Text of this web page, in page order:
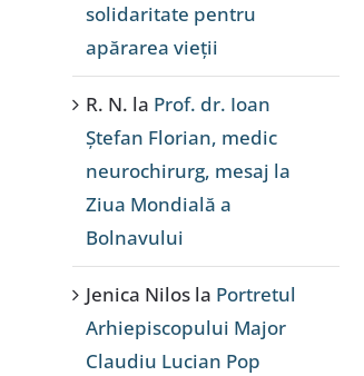
solidaritate pentru
apărarea vieții
R. N. la Prof. dr. Ioan
Ștefan Florian, medic
neurochirurg, mesaj la
Ziua Mondială a
Bolnavului
Jenica Nilos la Portretul
Arhiepiscopului Major
Claudiu Lucian Pop